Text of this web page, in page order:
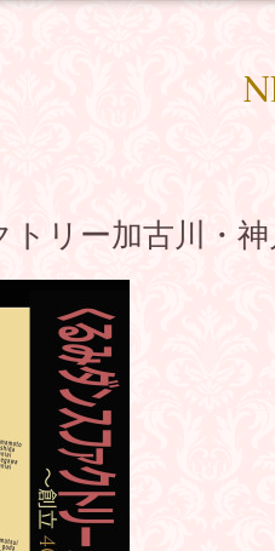
リー加古川・